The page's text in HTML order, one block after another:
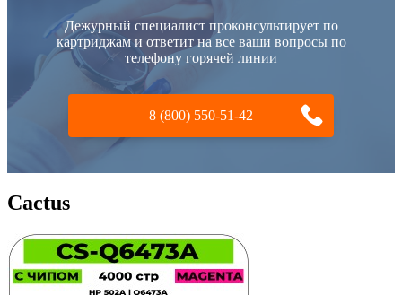
Дежурный специалист проконсультирует по
картриджам и ответит на все ваши вопросы по
телефону горячей линии
8 (800) 550-51-42
Cactus